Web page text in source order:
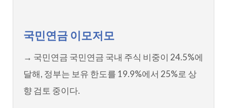
국민연금 이모저모
→ 국민연금 국민연금 국내 주식 비중이 24.5%에
달해, 정부는 보유 한도를 19.9%에서 25%로 상
향 검토 중이다.